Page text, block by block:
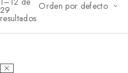
29
resultados
Orden por defecto